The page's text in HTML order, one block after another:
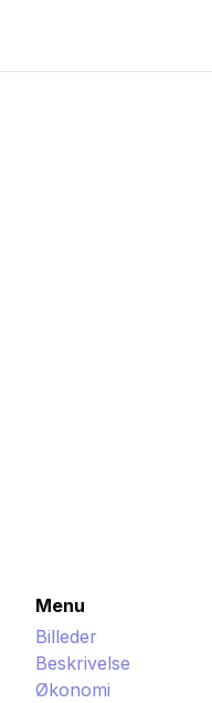
Menu
Billeder
Beskrivelse
Økonomi